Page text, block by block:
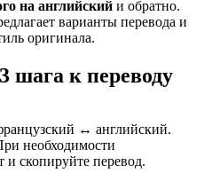
на английский и обратно.
варианты перевода и
оригинала.
шага к переводу
↔ английский.
необходимости
и скопируйте перевод.